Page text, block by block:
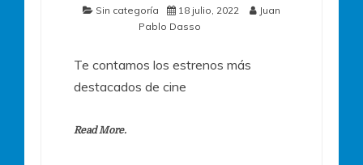
Sin categoría 18 julio, 2022
Juan
Pablo Dasso
Te contamos los estrenos más
destacados de cine
Read More.